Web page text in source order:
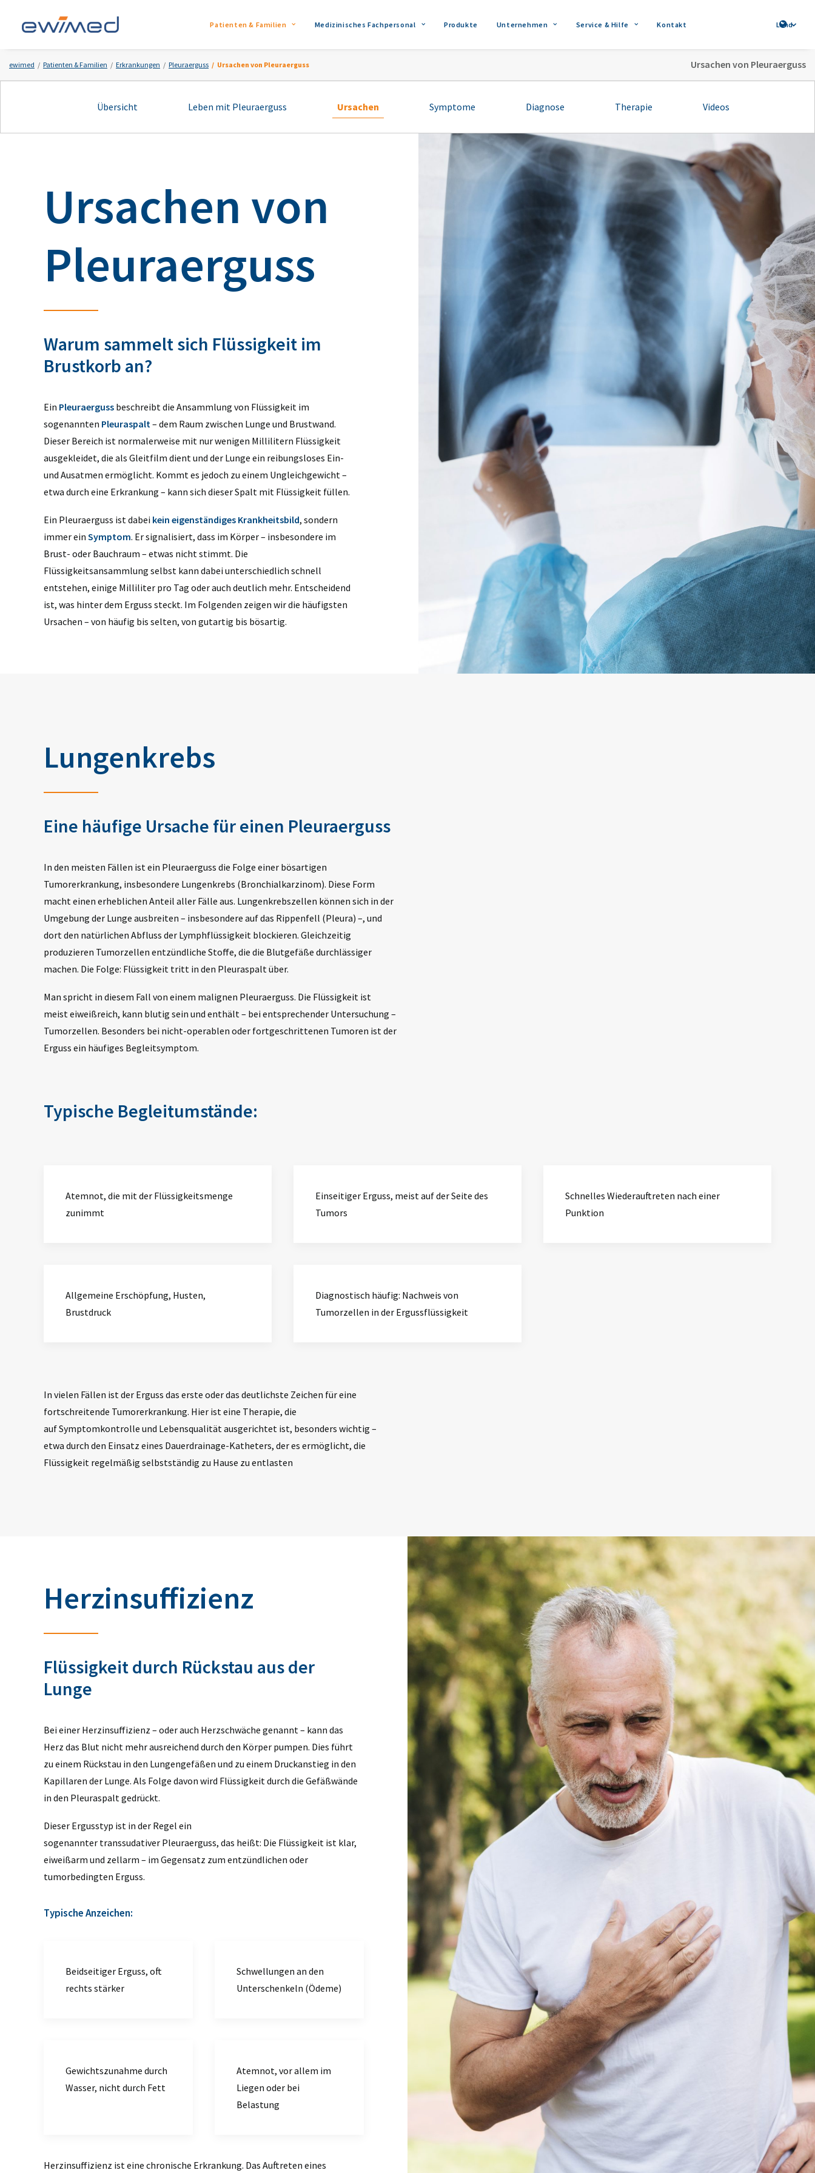
Patienten & Familien Medizinisches Fachpersonal Produkte Unternehmen Service & Hilfe Kontakt Land
Ursachen von Pleuraerguss
ewimed Patienten & Familien Erkrankungen Pleuraerguss Ursachen von Pleuraerguss
Übersicht Leben mit Pleuraerguss Ursachen Symptome Diagnose Therapie Videos
Ursachen von
Pleuraerguss
Warum sammelt sich Flüssigkeit im
Brustkorb an?
Ein Pleuraerguss beschreibt die Ansammlung von Flüssigkeit im
sogenannten Pleuraspalt– dem Raum zwischen Lunge und Brustwand.
Dieser Bereich ist normalerweise mit nur wenigen Millilitern Flüssigkeit
ausgekleidet, die als Gleitfilm dient und der Lunge ein reibungsloses Ein-
und Ausatmen ermöglicht. Kommt es jedoch zu einem Ungleichgewicht –
etwa durch eine Erkrankung – kann sich dieser Spalt mit Flüssigkeit füllen.
Ein Pleuraerguss ist dabei kein eigenständiges Krankheitsbild, sondern
immer ein Symptom. Er signalisiert, dass im Körper – insbesondere im
Brust- oder Bauchraum – etwas nicht stimmt. Die
Flüssigkeitsansammlung selbst kann dabei unterschiedlich schnell
entstehen, einige Milliliter pro Tag oder auch deutlich mehr. Entscheidend
ist, was hinter dem Erguss steckt. Im Folgenden zeigen wir die häufigsten
Ursachen – von häufig bis selten, von gutartig bis bösartig.
Lungenkrebs
Eine häufige Ursache für einen Pleuraerguss
In den meisten Fällen ist ein Pleuraerguss die Folge einer bösartigen
Tumorerkrankung, insbesondere Lungenkrebs (Bronchialkarzinom). Diese Form
macht einen erheblichen Anteil aller Fälle aus. Lungenkrebszellen können sich in der
Umgebung der Lunge ausbreiten – insbesondere auf das Rippenfell (Pleura) –, und
dort den natürlichen Abfluss der Lymphflüssigkeit blockieren. Gleichzeitig
produzieren Tumorzellen entzündliche Stoffe, die die Blutgefäße durchlässiger
machen. Die Folge: Flüssigkeit tritt in den Pleuraspalt über.
Man spricht in diesem Fall von einem malignen Pleuraerguss. Die Flüssigkeit ist
meist eiweißreich, kann blutig sein und enthält – bei entsprechender Untersuchung –
Tumorzellen. Besonders bei nicht-operablen oder fortgeschrittenen Tumoren ist der
Erguss ein häufiges Begleitsymptom.
Typische Begleitumstände:
Atemnot, die mit der Flüssigkeitsmenge
zunimmt
Einseitiger Erguss, meist auf der Seite des
Tumors
Schnelles Wiederauftreten nach einer
Punktion
Allgemeine Erschöpfung, Husten,
Brustdruck
Diagnostisch häufig: Nachweis von
Tumorzellen in der Ergussflüssigkeit
In vielen Fällen ist der Erguss das erste oder das deutlichste Zeichen für eine
fortschreitende Tumorerkrankung. Hier ist eine Therapie, die
aufSymptomkontrolle und Lebensqualitätausgerichtet ist, besonders wichtig –
etwa durch den Einsatz eines Dauerdrainage-Katheters, der es ermöglicht, die
Flüssigkeit regelmäßig selbstständig zu Hause zu entlasten
Herzinsuffizienz
Flüssigkeit durch Rückstau aus der
Lunge
Bei einer Herzinsuffizienz – oder auch Herzschwäche genannt – kann das
Herz das Blut nicht mehr ausreichend durch den Körper pumpen. Dies führt
zu einem Rückstau in den Lungengefäßen und zu einem Druckanstieg in den
Kapillaren der Lunge. Als Folge davon wird Flüssigkeit durch die Gefäßwände
in den Pleuraspalt gedrückt.
Dieser Ergusstyp ist in der Regel ein
sogenannter transsudativer Pleuraerguss, das heißt: Die Flüssigkeit ist klar,
eiweißarm und zellarm – im Gegensatz zum entzündlichen oder
tumorbedingten Erguss.
Typische Anzeichen:
Beidseitiger Erguss, oft
rechts stärker
Schwellungen an den
Unterschenkeln (Ödeme)
Gewichtszunahme durch
Wasser, nicht durch Fett
Atemnot, vor allem im
Liegen oder bei
Belastung
Herzinsuffizienz ist eine chronische Erkrankung. Das Auftreten eines